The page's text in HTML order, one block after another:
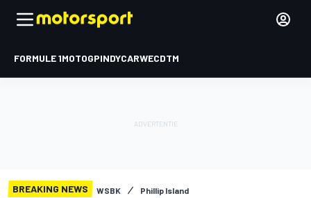
FORMULE 1MOTOGPINDYCARWECDTM
BREAKING NEWS WSBK Phillip Island